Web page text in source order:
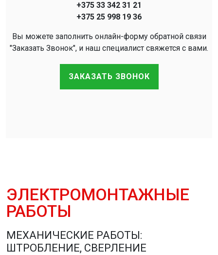
+375 33 342 31 21
+375 25 998 19 36
Вы можете заполнить онлайн-форму обратной связи
"Заказать Звонок", и наш специалист свяжется с вами.
ЗАКАЗАТЬ ЗВОНОК
ЭЛЕКТРОМОНТАЖНЫЕ
РАБОТЫ
МЕХАНИЧЕСКИЕ РАБОТЫ:
ШТРОБЛЕНИЕ, СВЕРЛЕНИЕ